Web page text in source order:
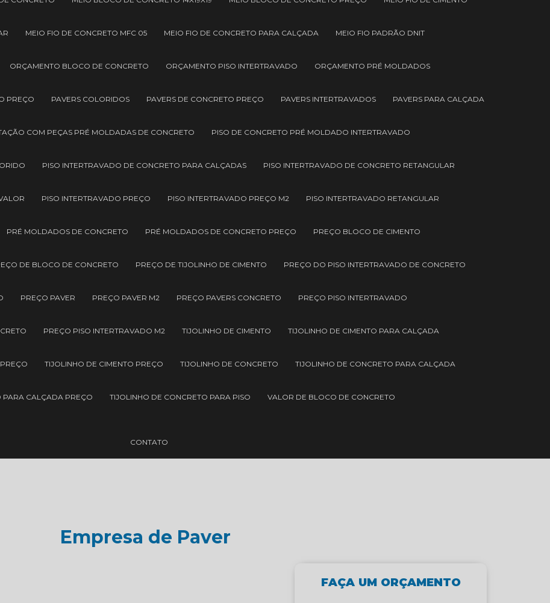
MEIO FIO DE CONCRETO MFC 05 MEIO FIO DE CONCRETO PARA CALÇADA MEIO FIO PADRÃO DNIT
ORÇAMENTO BLOCO DE CONCRETO ORÇAMENTO PISO INTERTRAVADO ORÇAMENTO PRÉ MOLDADOS
PREÇO PAVERS COLORIDOS PAVERS DE CONCRETO PREÇO PAVERS INTERTRAVADOS PAVERS PARA CALÇADA
COM PEÇAS PRÉ MOLDADAS DE CONCRETO PISO DE CONCRETO PRÉ MOLDADO INTERTRAVADO
PISO INTERTRAVADO DE CONCRETO PARA CALÇADAS PISO INTERTRAVADO DE CONCRETO RETANGULAR
PISO INTERTRAVADO PREÇO PISO INTERTRAVADO PREÇO M2 PISO INTERTRAVADO RETANGULAR
PRÉ MOLDADOS DE CONCRETO PRÉ MOLDADOS DE CONCRETO PREÇO PREÇO BLOCO DE CIMENTO
DE BLOCO DE CONCRETO PREÇO DE TIJOLINHO DE CIMENTO PREÇO DO PISO INTERTRAVADO DE CONCRETO
PREÇO PAVER PREÇO PAVER M2 PREÇO PAVERS CONCRETO PREÇO PISO INTERTRAVADO
PREÇO PISO INTERTRAVADO M2 TIJOLINHO DE CIMENTO TIJOLINHO DE CIMENTO PARA CALÇADA
TIJOLINHO DE CIMENTO PREÇO TIJOLINHO DE CONCRETO TIJOLINHO DE CONCRETO PARA CALÇADA
PARA CALÇADA PREÇO TIJOLINHO DE CONCRETO PARA PISO VALOR DE BLOCO DE CONCRETO
CONTATO
Empresa de Paver
FAÇA UM ORÇAMENTO